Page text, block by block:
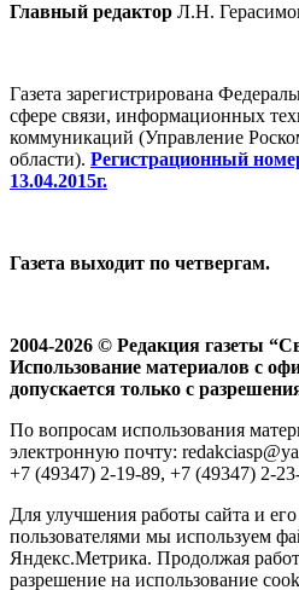
Главный редактор Л.Н.
Газета зарегистрирована
сфере связи, информационных
коммуникаций (Управление
области). Регистрационный
13.04.2015г.
Газета выходит по четвергам.
2004-2026 © Редакция газеты
Использование материалов с
допускается только с
По вопросам использования
электронную почту:
+7 (49347) 2-19-89, +7 (49347) 2-
Для улучшения работы сайта и
пользователями мы используем
Яндекс.Метрика. Продолжая
разрешение на использование